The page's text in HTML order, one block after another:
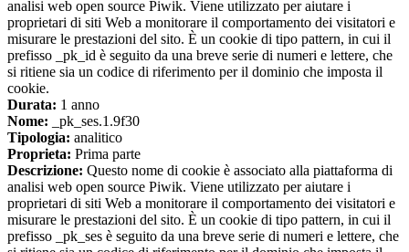
analisi web open source Piwik. Viene utilizzato per aiutare i
proprietari di siti Web a monitorare il comportamento dei visitatori e
misurare le prestazioni del sito. È un cookie di tipo pattern, in cui il
prefisso _pk_id è seguito da una breve serie di numeri e lettere, che
si ritiene sia un codice di riferimento per il dominio che imposta il
cookie.
Durata: 1 anno
Nome: _pk_ses.1.9f30
Tipologia: analitico
Proprieta: Prima parte
Descrizione: Questo nome di cookie è associato alla piattaforma di
analisi web open source Piwik. Viene utilizzato per aiutare i
proprietari di siti Web a monitorare il comportamento dei visitatori e
misurare le prestazioni del sito. È un cookie di tipo pattern, in cui il
prefisso _pk_ses è seguito da una breve serie di numeri e lettere, che